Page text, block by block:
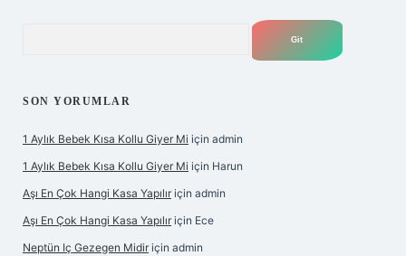
SON YORUMLAR
1 Aylık Bebek Kısa Kollu Giyer Mi için admin
1 Aylık Bebek Kısa Kollu Giyer Mi için Harun
Aşı En Çok Hangi Kasa Yapılır için admin
Aşı En Çok Hangi Kasa Yapılır için Ece
Neptün Iç Gezegen Midir için admin